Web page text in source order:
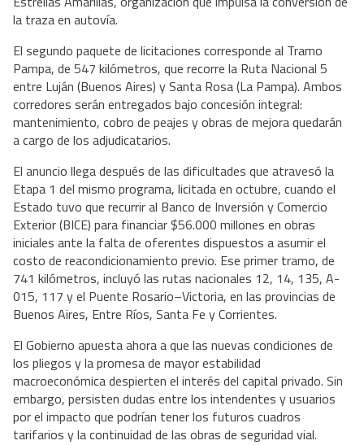
la traza en autovía.
El segundo paquete de licitaciones corresponde al Tramo
Pampa, de 547 kilómetros, que recorre la Ruta Nacional 5
entre Luján (Buenos Aires) y Santa Rosa (La Pampa). Ambos
corredores serán entregados bajo concesión integral:
mantenimiento, cobro de peajes y obras de mejora quedarán
a cargo de los adjudicatarios.
El anuncio llega después de las dificultades que atravesó la
Etapa 1 del mismo programa, licitada en octubre, cuando el
Estado tuvo que recurrir al Banco de Inversión y Comercio
Exterior (BICE) para financiar $56.000 millones en obras
iniciales ante la falta de oferentes dispuestos a asumir el
costo de reacondicionamiento previo. Ese primer tramo, de
741 kilómetros, incluyó las rutas nacionales 12, 14, 135, A-
015, 117 y el Puente Rosario–Victoria, en las provincias de
Buenos Aires, Entre Ríos, Santa Fe y Corrientes.
El Gobierno apuesta ahora a que las nuevas condiciones de
los pliegos y la promesa de mayor estabilidad
macroeconómica despierten el interés del capital privado. Sin
embargo, persisten dudas entre los intendentes y usuarios
por el impacto que podrían tener los futuros cuadros
tarifarios y la continuidad de las obras de seguridad vial.